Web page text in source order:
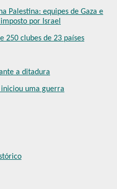
Palestina: equipes de Gaza e
por Israel
250 clubes de 23 países
a ditadura
uma guerra